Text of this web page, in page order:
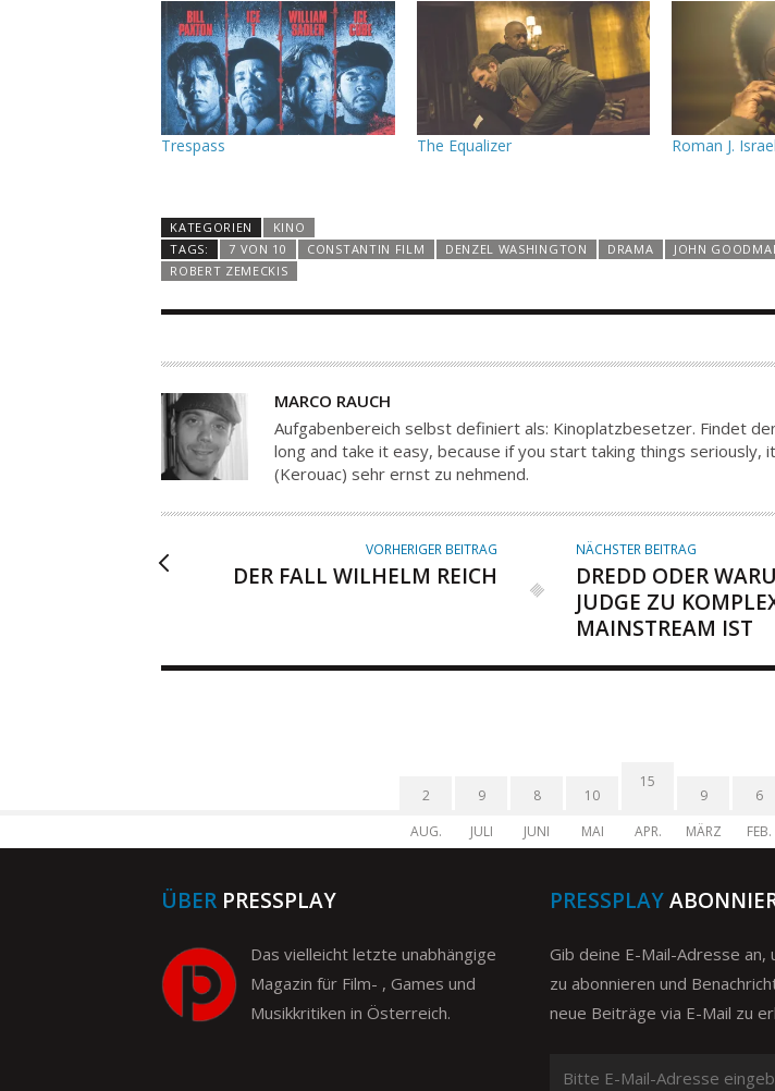
Trespass The Equalizer Roman J.
KATEGORIEN
KINO
TAGS:
7 VON 10 CONSTANTIN FILM DENZEL WASHINGTON DRAMA JOHN
ROBERT ZEMECKIS
A
U
T
O
MARCO RAUCH
Aufgabenbereich selbst definiert als: Kinoplatzbesetzer. Findet
long and take it easy, because if you start taking things seriously,
(Kerouac) sehr ernst zu nehmend.
VORHERIGER BEITRAG
DER FALL WILHELM REICH
NÄCHSTER BEITRAG
DREDD ODER
JUDGE ZU
MAINSTREAM IST
2
AUG.
9
JULI
8
JUNI
10
MAI
15
APR.
9
MÄRZ
6
FEB.
ÜBER PRESSPLAY
Das vielleicht letzte unabhängige
Magazin für Film- , Games und
Musikkritiken in Österreich.
PRESSPLAY
Gib deine E-Mail-Adresse an,
zu abonnieren und
neue Beiträge via E-Mail zu